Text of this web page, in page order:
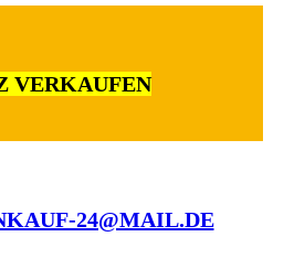
VERKAUFEN
24@MAIL.DE